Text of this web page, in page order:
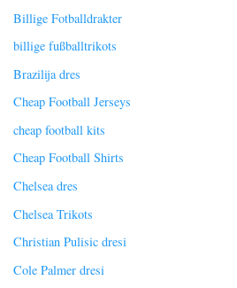
Billige Fotballdrakter
billige fußballtrikots
Brazilija dres
Cheap Football Jerseys
cheap football kits
Cheap Football Shirts
Chelsea dres
Chelsea Trikots
Christian Pulisic dresi
Cole Palmer dresi